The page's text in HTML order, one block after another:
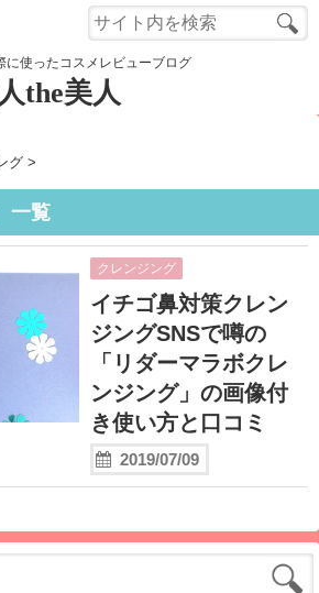
Close
に使ったコスメレビューブログ
the美人
グ >
一覧
クレンジング
イチゴ鼻対策クレン
ジングSNSで噂の
「リダーマラボクレ
ンジング」の画像付
き使い方と口コミ
2019/07/09